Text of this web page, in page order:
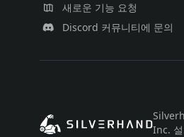
새로운 기능 요청
Discord 커뮤니티에 문의
Inc.